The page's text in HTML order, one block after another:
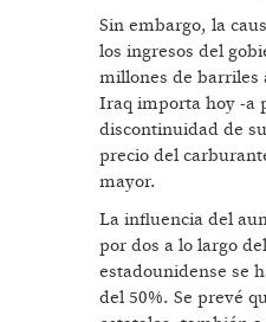
Sin embargo, la
los ingresos del
millones de barriles
Iraq importa hoy -a
discontinuidad de
precio del
mayor.
La influencia del
por dos a lo largo
estadounidense se
del 50%. Se prevé